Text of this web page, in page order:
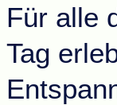
Für alle
Tag